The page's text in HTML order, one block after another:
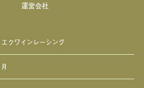
運営会社
クワインレーシング